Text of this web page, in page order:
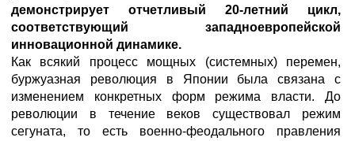
демонстрирует отчетливый 20-летний цикл,
соответствующий западноевропейской
инновационной динамике.
Как всякий процесс мощных (системных) перемен,
буржуазная революция в Японии была связана с
изменением конкретных форм режима власти. До
революции в течение веков существовал режим
сегуната, то есть военно-феодального правления